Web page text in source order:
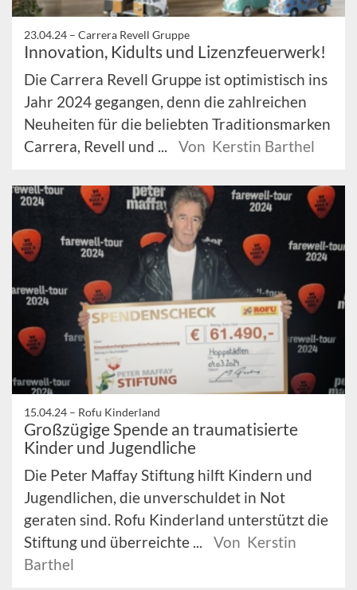
23.04.24 – Carrera Revell Gruppe
Innovation, Kidults und Lizenzfeuerwerk!
Die Carrera Revell Gruppe ist optimistisch ins
Jahr 2024 gegangen, denn die zahlreichen
Neuheiten für die beliebten Traditionsmarken
Carrera, Revell und ...
Von Kerstin Barthel
15.04.24 – Rofu Kinderland
Großzügige Spende an traumatisierte
Kinder und Jugendliche
Die Peter Maffay Stiftung hilft Kindern und
Jugendlichen, die unverschuldet in Not
geraten sind. Rofu Kinderland unterstützt die
Stiftung und überreichte ...
Von Kerstin
Barthel